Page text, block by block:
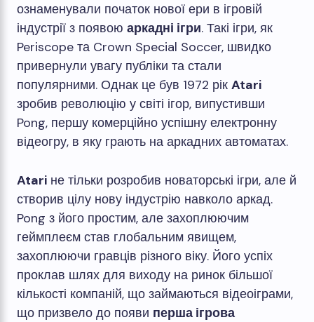
ознаменували початок нової ери в ігровій
індустрії з появою аркадні ігри. Такі ігри, як
Periscope та Crown Special Soccer, швидко
привернули увагу публіки та стали
популярними. Однак це був 1972 рік Atari
зробив революцію у світі ігор, випустивши
Pong, першу комерційно успішну електронну
відеогру, в яку грають на аркадних автоматах.
Atari не тільки розробив новаторські ігри, але й
створив цілу нову індустрію навколо аркад.
Pong з його простим, але захоплюючим
геймплеєм став глобальним явищем,
захоплюючи гравців різного віку. Його успіх
проклав шлях для виходу на ринок більшої
кількості компаній, що займаються відеоіграми,
що призвело до появи перша ігрова